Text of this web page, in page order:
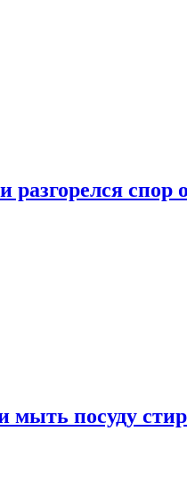
разгорелся
мыть посуду